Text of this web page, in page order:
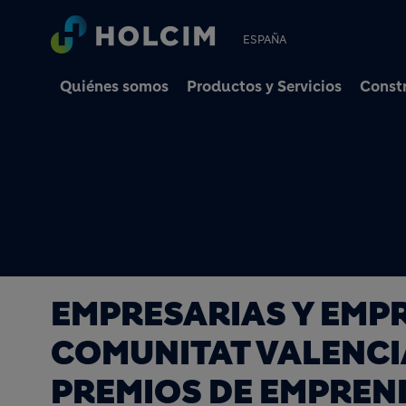
ESPAÑA
Quiénes somos Productos y Servicios
EMPRESARIAS Y
COMUNITAT
PREMIOS DE